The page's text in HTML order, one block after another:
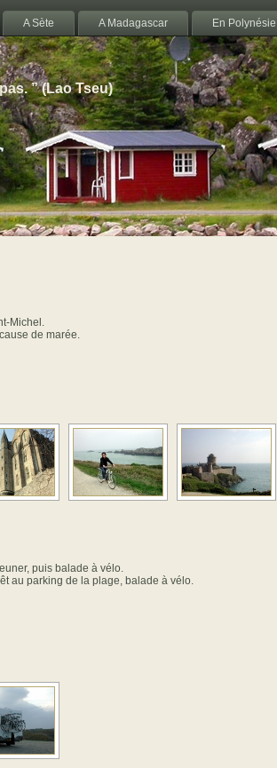
A Sète A Madagascar En Polynésie
” (Lao Tseu)
Michel.
de marée.
puis balade à vélo.
au parking de la plage, balade à vélo.